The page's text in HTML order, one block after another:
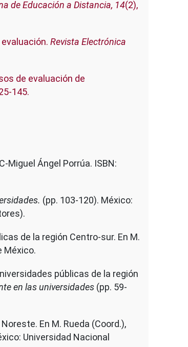
de Educación a Distancia, 14(2),
Revista Electrónica
de evaluación de
145.
Miguel Ángel Porrúa. ISBN:
(pp. 103-120). México:
de la región Centro-sur. En M.
México.
públicas de la región
en las universidades (pp. 59-
En M. Rueda (Coord.),
Universidad Nacional